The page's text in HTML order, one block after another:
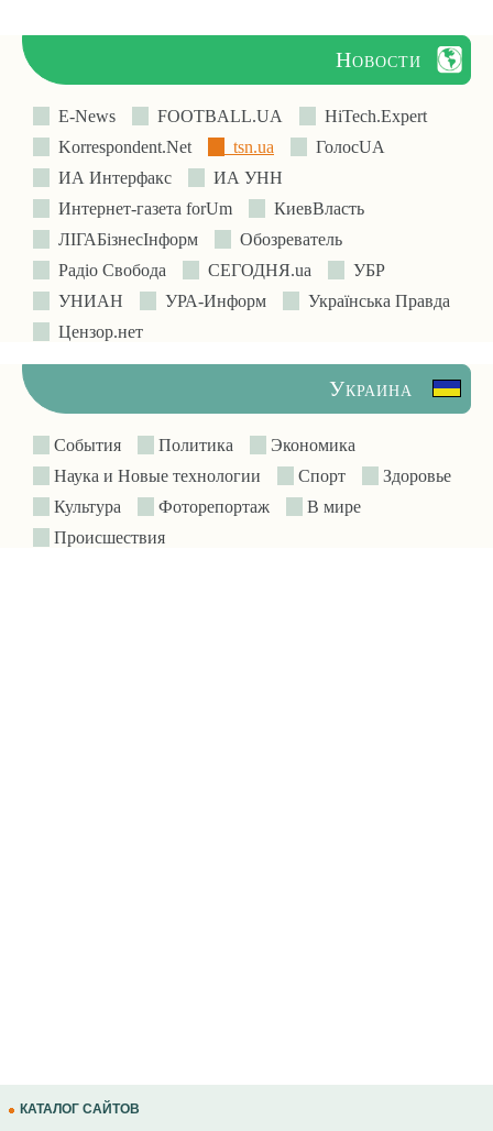
Новости
E-News FOOTBALL.UA
HiTech.Expert
Korrespondent.Net
tsn.ua
ГолосUA
ИА Интерфакс
ИА УНН
Интернет-газета forUm
КиевВласть
ЛIГАБiзнесIнформ
Обозреватель
Радіо Свобода
СЕГОДНЯ.ua
УБР
УНИАН
УРА-Информ
Українська Правда
Цензор.нет
Украина
События Политика
Экономика
Наука и Новые технологии
Спорт
Здоровье
Культура
Фоторепортаж
В мире
Происшествия
КАТАЛОГ САЙТОВ